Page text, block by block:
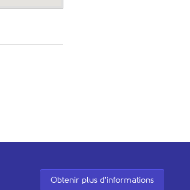
Obtenir plus d'informations